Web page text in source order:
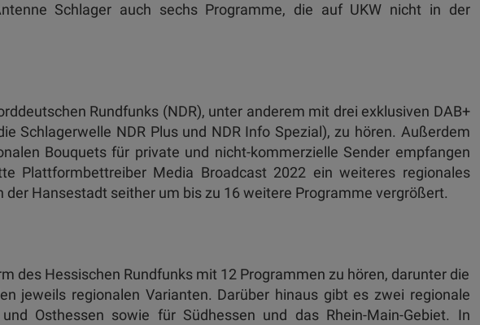
Schlager auch sechs Programme, die auf UKW nicht in der
Rundfunks (NDR), unter anderem mit drei exklusiven DAB+
Schlagerwelle NDR Plus und NDR Info Spezial), zu hören. Außerdem
Bouquets für private und nicht-kommerzielle Sender empfangen
Plattformbettreiber Media Broadcast 2022 ein weiteres regionales
der Hansestadt seither um bis zu 16 weitere Programme vergrößert.
des Hessischen Rundfunks mit 12 Programmen zu hören, darunter die
jeweils regionalen Varianten. Darüber hinaus gibt es zwei regionale
Osthessen sowie für Südhessen und das Rhein-Main-Gebiet. In